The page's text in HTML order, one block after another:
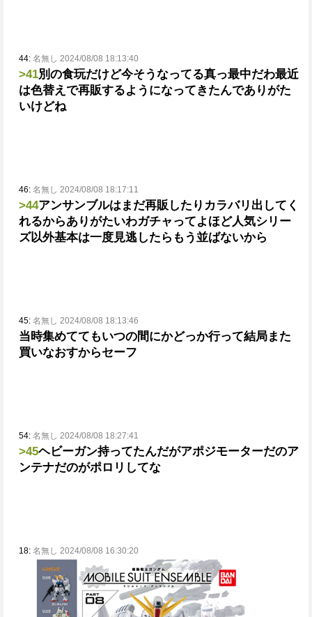
44: 名無し 2024/08/08 18:13:40
>41別の食玩だけど今そうなってる真っ最中だわ最近
は色替えで再販するようになってきたんでありがた
いけどね
46: 名無し 2024/08/08 18:17:11
>44アンサンブルはまだ再販したりカラバリ出してく
れるからありがたいわガチャってよほど人気シリー
ズ以外基本は一度見逃したらもう並ばないから
45: 名無し 2024/08/08 18:13:46
当時集めててもいつの間にかどっか行って結局また
買いなおすからセーフ
54: 名無し 2024/08/08 18:27:41
>45ヘビーガン持ってたんだがアポジモーターだのア
ンテナだのがポロリしてな
18: 名無し 2024/08/08 16:30:20